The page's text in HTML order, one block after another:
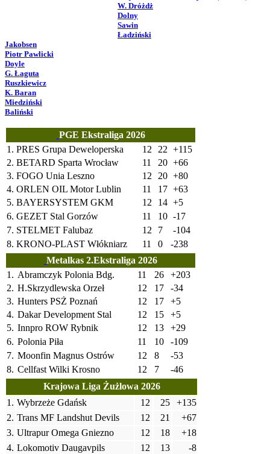
W. Dróżdż
Dolny
Sawin
Ładziński
Jakobsen
Piotr Pawlicki
Doyle
G. Łaguta
Ruszkiewicz
K. Baran
Miedziński
Baliński
PGE Ekstraliga 2026
1. PRES Grupa Deweloperska 12 22 +115
2. BETARD Sparta Wrocław 11 20 +66
3. FOGO Unia Leszno 12 20 +80
4. ORLEN OIL Motor Lublin 11 17 +63
5. BAYERSYSTEM GKM 12 14 +5
6. GEZET Stal Gorzów 11 10 -17
7. STELMET Falubaz 12 7
-104
8. KRONO-PLAST Włókniarz 11 0
-238
Metalkas 2.Ekstraliga 2026
1. Abramczyk Polonia Bdg. 11 26
+203
2. H.Skrzydlewska Orzeł 12 17
-34
3. Hunters PSŻ Poznań 12 17
+5
4. Dakar Development Stal 12 15
+5
5. Innpro ROW Rybnik 12 13
+29
6. Polonia Piła 11 10
-109
7. Moonfin Magnus Ostrów 12 8
-53
8. Cellfast Wilki Krosno 12 7
-46
Krajowa Liga Żużlowa 2026
1. Wybrzeże Gdańsk 12 25
+135
2. Trans MF Landshut Devils 12 21
+67
3. Ultrapur Omega Gniezno 12 18
+18
4. Lokomotiv Daugavpils 12 13
-8